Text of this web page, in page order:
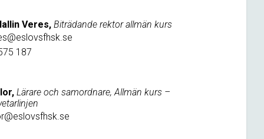
Veres, Biträdande rektor allmän kurs
187
Lärare och samordnare, Allmän kurs –